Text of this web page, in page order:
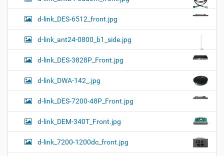
d-link_DES-6512_front.jpg
d-link_ant24-0800_b1_side.jpg
d-link_DES-3828P_Front.jpg
d-link_DWA-142_.jpg
d-link_DES-7200-48P_Front.jpg
d-link_DEM-340T_Front.jpg
d-link_7200-1200dc_front.jpg